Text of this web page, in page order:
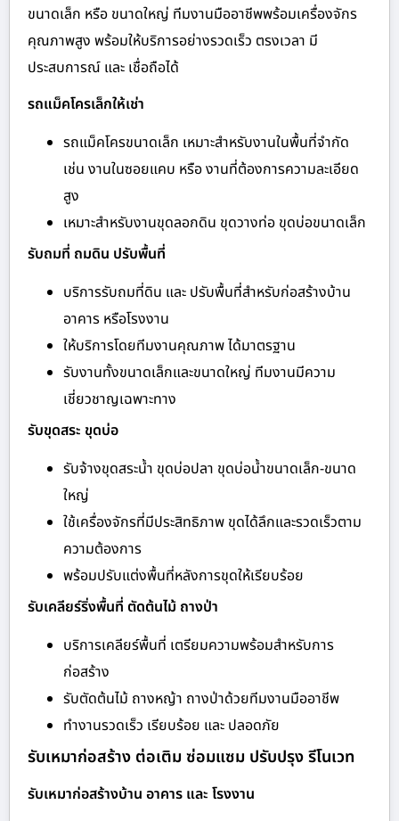
ขนาดเล็ก หรือ ขนาดใหญ่ ทีมงานมืออาชีพพร้อมเครื่องจักร
คุณภาพสูง พร้อมให้บริการอย่างรวดเร็ว ตรงเวลา มี
ประสบการณ์ และ เชื่อถือได้
รถแม็คโครเล็กให้เช่า
รถแม็คโครขนาดเล็ก เหมาะสำหรับงานในพื้นที่จำกัด
เช่น งานในซอยแคบ หรือ งานที่ต้องการความละเอียด
สูง
เหมาะสำหรับงานขุดลอกดิน ขุดวางท่อ ขุดบ่อขนาดเล็ก
รับถมที่ ถมดิน ปรับพื้นที่
บริการรับถมที่ดิน และ ปรับพื้นที่สำหรับก่อสร้างบ้าน
อาคาร หรือโรงงาน
ให้บริการโดยทีมงานคุณภาพ ได้มาตรฐาน
รับงานทั้งขนาดเล็กและขนาดใหญ่ ทีมงานมีความ
เชี่ยวชาญเฉพาะทาง
รับขุดสระ ขุดบ่อ
รับจ้างขุดสระน้ำ ขุดบ่อปลา ขุดบ่อน้ำขนาดเล็ก-ขนาด
ใหญ่
ใช้เครื่องจักรที่มีประสิทธิภาพ ขุดได้ลึกและรวดเร็วตาม
ความต้องการ
พร้อมปรับแต่งพื้นที่หลังการขุดให้เรียบร้อย
รับเคลียร์ริ่งพื้นที่ ตัดต้นไม้ ถางป่า
บริการเคลียร์พื้นที่ เตรียมความพร้อมสำหรับการ
ก่อสร้าง
รับตัดต้นไม้ ถางหญ้า ถางป่าด้วยทีมงานมืออาชีพ
ทำงานรวดเร็ว เรียบร้อย และ ปลอดภัย
รับเหมาก่อสร้าง ต่อเติม ซ่อมแซม ปรับปรุง รีโนเวท
รับเหมาก่อสร้างบ้าน อาคาร และ โรงงาน